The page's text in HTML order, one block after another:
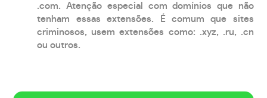
.com. Atenção especial com domínios que não
tenham essas extensões. É comum que sites
criminosos, usem extensões como: .xyz, .ru, .cn
ou outros.